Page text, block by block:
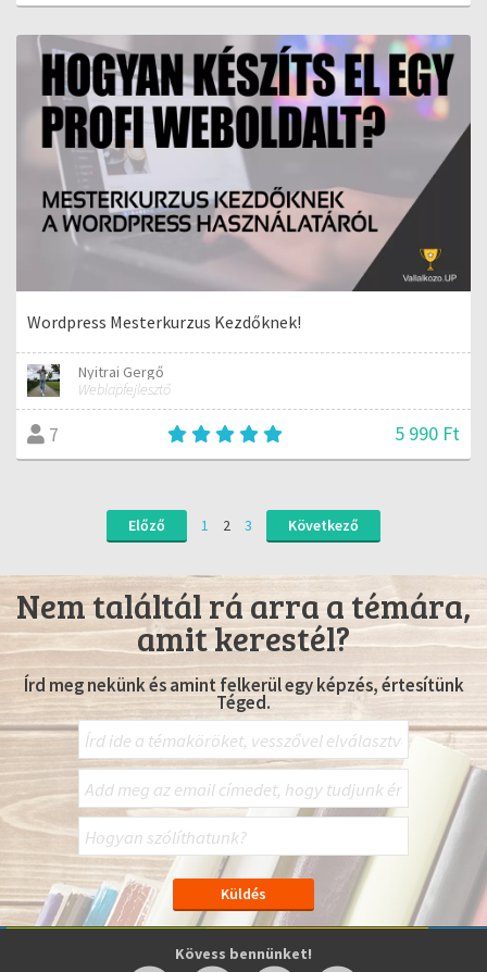
Wordpress Mesterkurzus Kezdőknek!
Nyitrai Gergő
Weblapfejlesztő
7 5 990 Ft
Előző 1 2 3 Következő
Nem találtál rá arra a témára,
amit kerestél?
Írd meg nekünk és amint felkerül egy képzés, értesítünk
Téged.
Kövess bennünket!